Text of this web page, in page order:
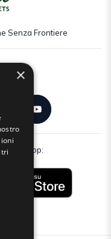
Senza Frontiere
app:
×